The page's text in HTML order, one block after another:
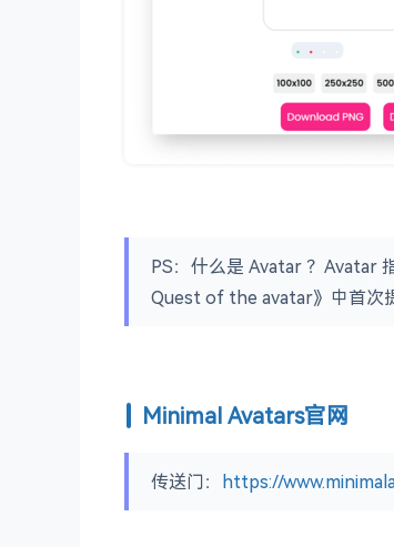
PS：什么是 Avatar ？Avatar
Quest of the avatar》中首次
Minimal Avatars官网
传送门： https://